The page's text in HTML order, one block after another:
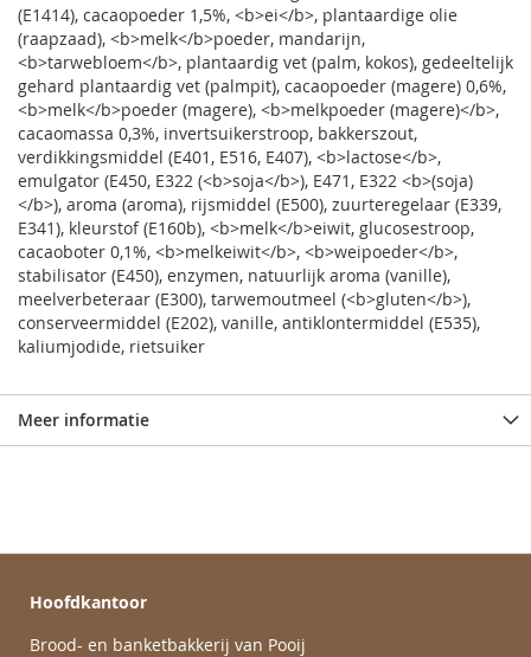
(E1414), cacaopoeder 1,5%, <b>ei</b>, plantaardige olie
(raapzaad), <b>melk</b>poeder, mandarijn,
<b>tarwebloem</b>, plantaardig vet (palm, kokos), gedeeltelijk
gehard plantaardig vet (palmpit), cacaopoeder (magere) 0,6%,
<b>melk</b>poeder (magere), <b>melkpoeder (magere)</b>,
cacaomassa 0,3%, invertsuikerstroop, bakkerszout,
verdikkingsmiddel (E401, E516, E407), <b>lactose</b>,
emulgator (E450, E322 (<b>soja</b>), E471, E322 <b>(soja)
</b>), aroma (aroma), rijsmiddel (E500), zuurteregelaar (E339,
E341), kleurstof (E160b), <b>melk</b>eiwit, glucosestroop,
cacaoboter 0,1%, <b>melkeiwit</b>, <b>weipoeder</b>,
stabilisator (E450), enzymen, natuurlijk aroma (vanille),
meelverbeteraar (E300), tarwemoutmeel (<b>gluten</b>),
conserveermiddel (E202), vanille, antiklontermiddel (E535),
kaliumjodide, rietsuiker
Meer informatie
Hoofdkantoor
Brood- en banketbakkerij van Pooij